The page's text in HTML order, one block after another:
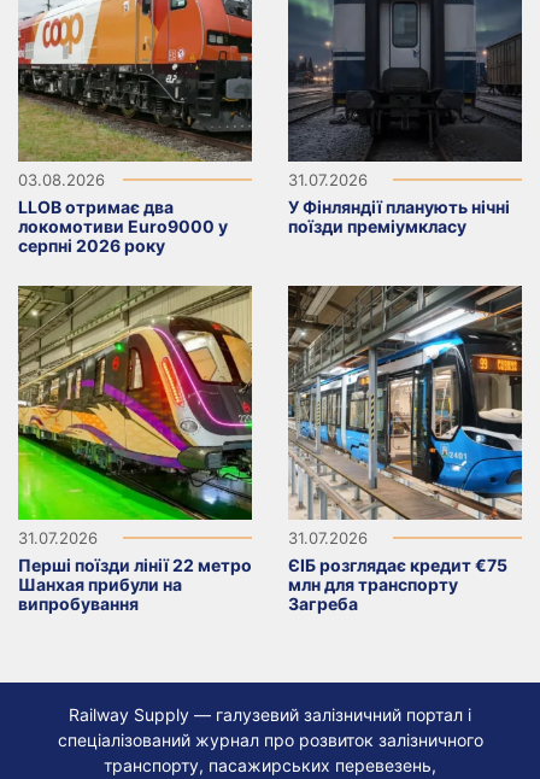
03.08.2026
LLOB отримає два
локомотиви Euro9000 у
серпні 2026 року
31.07.2026
У Фінляндії планують нічні
поїзди преміумкласу
31.07.2026
Перші поїзди лінії 22 метро
Шанхая прибули на
випробування
31.07.2026
ЄІБ розглядає кредит €75
млн для транспорту
Загреба
Railway Supply — галузевий залізничний портал і
спеціалізований журнал про розвиток залізничного
транспорту, пасажирських перевезень,